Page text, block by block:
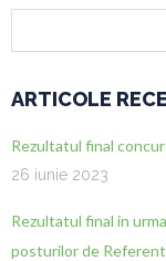
ARTICOLE
Rezultatul final
26 iunie 2023
Rezultatul final in
posturilor de